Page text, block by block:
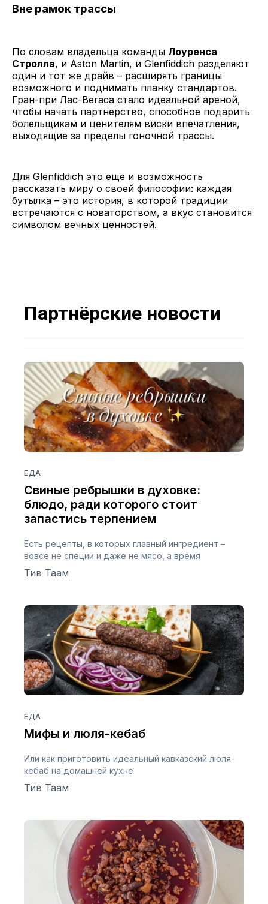
Вне рамок трассы
По словам владельца команды Лоуренса
Стролла, и Aston Martin, и Glenfiddich разделяют
один и тот же драйв – расширять границы
возможного и поднимать планку стандартов.
Гран-при Лас-Вегаса стало идеальной ареной,
чтобы начать партнерство, способное подарить
болельщикам и ценителям виски впечатления,
выходящие за пределы гоночной трассы.
Для Glenfiddich это еще и возможность
рассказать миру о своей философии: каждая
бутылка – это история, в которой традиции
встречаются с новаторством, а вкус становится
символом вечных ценностей.
Партнёрские новости
ЕДА
Свиные ребрышки в духовке:
блюдо, ради которого стоит
запастись терпением
Есть рецепты, в которых главный ингредиент –
вовсе не специи и даже не мясо, а время
Тив Таам
ЕДА
Мифы и люля-кебаб
Или как приготовить идеальный кавказский люля-
кебаб на домашней кухне
Тив Таам